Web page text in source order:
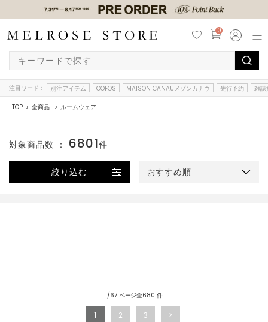
0
注目ワード： 別注アイテム OOFOS MAISON CANAUメゾンカナウ 先行予約 雑誌
TOP 全商品 ルームウェア
絞り込む おすすめ順
対象商品数 ： 6801件
1/67 ページ全6801件
1 2 3